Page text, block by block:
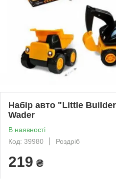
Набір авто "Little
Wader
В наявності
Код: 39980
Роздріб
219 ₴